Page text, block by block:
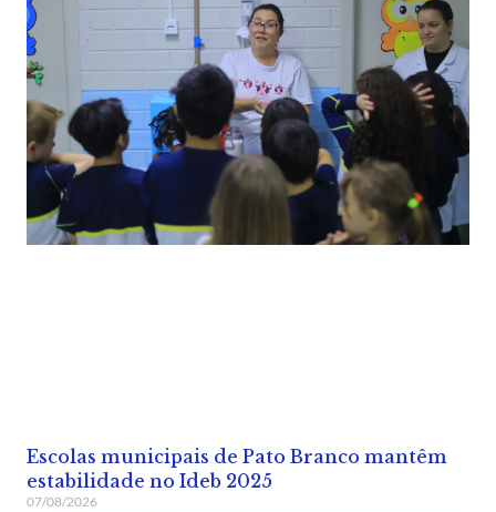
Escolas municipais de Pato Branco mantêm
estabilidade no Ideb 2025
07/08/2026